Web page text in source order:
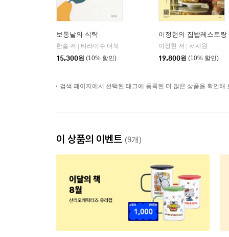
보통날의 식탁
한솔 저
티라미수 더북
15,300원 (10% 할인)
이정현의 집밥레스토랑
이정현 저
서사원
19,800원 (10% 할인)
검색 페이지에서 선택된 태그에 등록된 더 많은 상품을 확인해
이 상품의 이벤트 (9개)